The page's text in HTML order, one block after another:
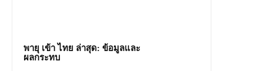
พายุ เข้า ไทย ล่าสุด: ข้อมูลและ
ผลกระทบ